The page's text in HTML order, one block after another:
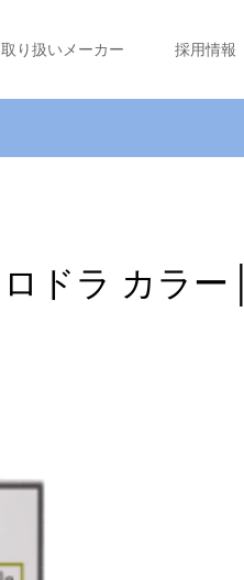
取り扱いメーカー 採用情報
ドラ カラー